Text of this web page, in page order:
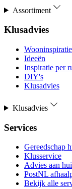
Assortiment
Klusadvies
Wooninspiratie
Ideeën
Inspiratie per
DIY's
Klusadvies
Klusadvies
Services
Gereedschap
Klusservice
Advies aan
PostNL
Bekijk alle